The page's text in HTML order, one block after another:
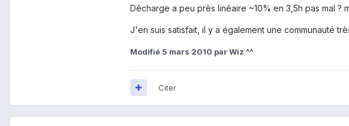
Décharge a peu près linéaire ~10% en 3,5h pas mal
J'en suis satisfait, il y a également une communauté
Modifié 5 mars 2010 par Wiz ^^
Citer